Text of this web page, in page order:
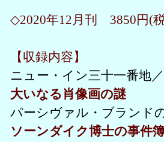
◇2020年12月刊 3850円(
【収録内容】
ニュー・イン三十一番地
大いなる肖像画の謎
パーシヴァル・ブランド
ソーンダイク博士の事件